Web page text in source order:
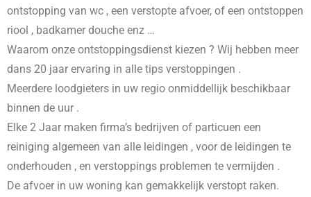
ontstopping van wc , een verstopte afvoer, of een ontstoppen
riool , badkamer douche enz …
Waarom onze ontstoppingsdienst kiezen ? Wij hebben meer
dans 20 jaar ervaring in alle tips verstoppingen .
Meerdere loodgieters in uw regio onmiddellijk beschikbaar
binnen de uur .
Elke 2 Jaar maken firma’s bedrijven of particuen een
reiniging algemeen van alle leidingen , voor de leidingen te
onderhouden , en verstoppings problemen te vermijden .
De afvoer in uw woning kan gemakkelijk verstopt raken.